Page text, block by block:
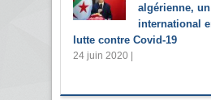
algérienne,
international
lutte contre Covid-19
24 juin 2020 |